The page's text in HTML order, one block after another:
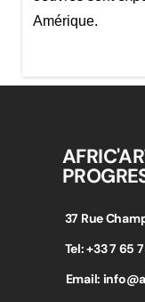
Amérique.
37 Rue
Tel: +33 7 65
Email: